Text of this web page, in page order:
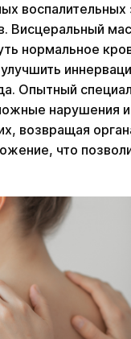
воспалительных
Висцеральный
нормальное
Опытный
нарушения и
возвращая
что